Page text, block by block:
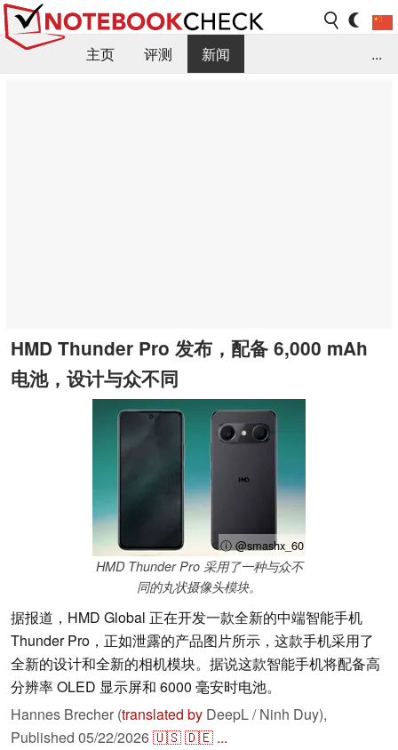
主页 评测
新闻
...
HMD Thunder Pro 发布，配备 6,000 mAh
电池，设计与众不同
ⓘ @smashx_60
HMD Thunder Pro 采用了一种与众不
同的丸状摄像头模块。
据报道，HMD Global 正在开发一款全新的中端智能手机
Thunder Pro，正如泄露的产品图片所示，这款手机采用了
全新的设计和全新的相机模块。据说这款智能手机将配备高
分辨率 OLED 显示屏和 6000 毫安时电池。
Hannes Brecher (translated by DeepL / Ninh Duy),
Published 05/22/2026🇺🇸🇩🇪 ...